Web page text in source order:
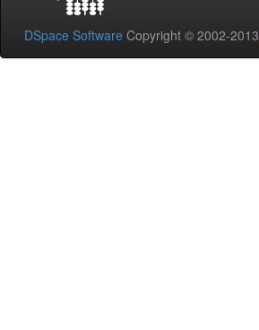
DSpace Software Copyright © 2002-2013